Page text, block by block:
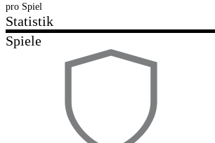
pro Spiel
Statistik
Spiele